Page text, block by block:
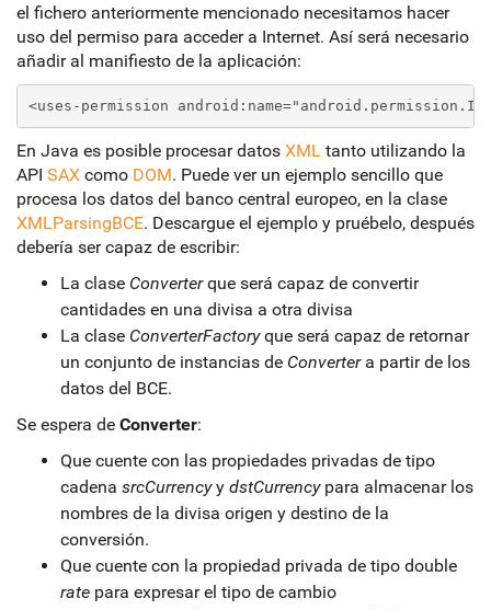
el fichero anteriormente mencionado necesitamos hacer
uso del permiso para acceder a Internet. Así será necesario
añadir al manifiesto de la aplicación:
<uses-permission
En Java es posible procesar datos XML tanto utilizando la
API SAX como DOM. Puede ver un ejemplo sencillo que
procesa los datos del banco central europeo, en la clase
XMLParsingBCE. Descargue el ejemplo y pruébelo, después
debería ser capaz de escribir:
La clase Converterque será capaz de convertir
cantidades en una divisa a otra divisa
La clase ConverterFactoryque será capaz de retornar
un conjunto de instancias de Convertera partir de los
datos del BCE.
Se espera de Converter:
Que cuente con las propiedades privadas de tipo
cadena srcCurrencyy dstCurrencypara almacenar los
nombres de la divisa origen y destino de la
conversión.
Que cuente con la propiedad privada de tipo double
rate para expresar el tipo de cambio